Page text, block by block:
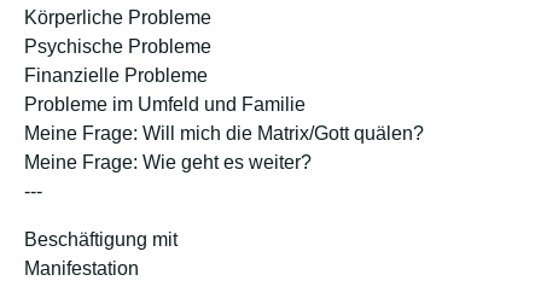
Körperliche Probleme
Psychische Probleme
Finanzielle Probleme
Probleme im Umfeld und Familie
Meine Frage: Will mich die Matrix/Gott quälen?
Meine Frage: Wie geht es weiter?
---
Beschäftigung mit
Manifestation